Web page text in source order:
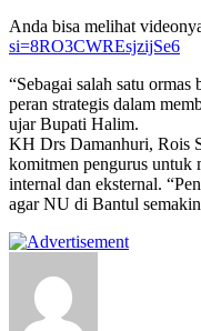
Anda bisa melihat
si=8RO3CWREsjzijSe6
“Sebagai salah satu
peran strategis dalam
ujar Bupati Halim.
KH Drs Damanhuri, Rois
komitmen pengurus untuk
internal dan eksternal.
agar NU di Bantul